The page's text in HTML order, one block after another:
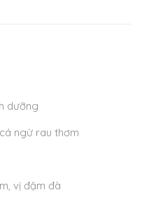
dưỡng
ngừ rau thơm
vị đậm đà